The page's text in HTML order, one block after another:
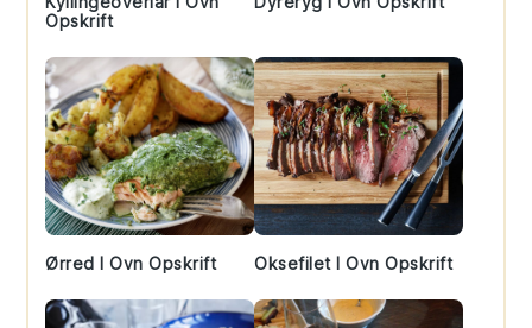
Opskrift
Ørred I Ovn Opskrift Oksefilet I Ovn Opskrift